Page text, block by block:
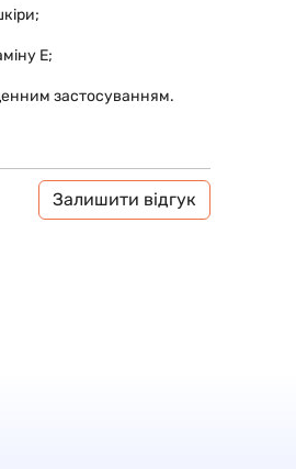
Е;
застосуванням.
Залишити відгук